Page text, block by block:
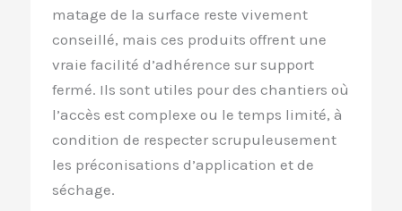
matage de la surface reste vivement
conseillé, mais ces produits offrent une
vraie facilité d’adhérence sur support
fermé. Ils sont utiles pour des chantiers où
l’accès est complexe ou le temps limité, à
condition de respecter scrupuleusement
les préconisations d’application et de
séchage.